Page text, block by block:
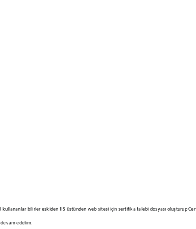
bilirler eskiden IIS üstünden web sitesi için sertifika talebi dosyası oluşturup
edelim.